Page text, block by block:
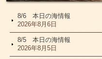
8/6 本日の海情報
2026年8月6日
8/5 本日の海情報
2026年8月5日